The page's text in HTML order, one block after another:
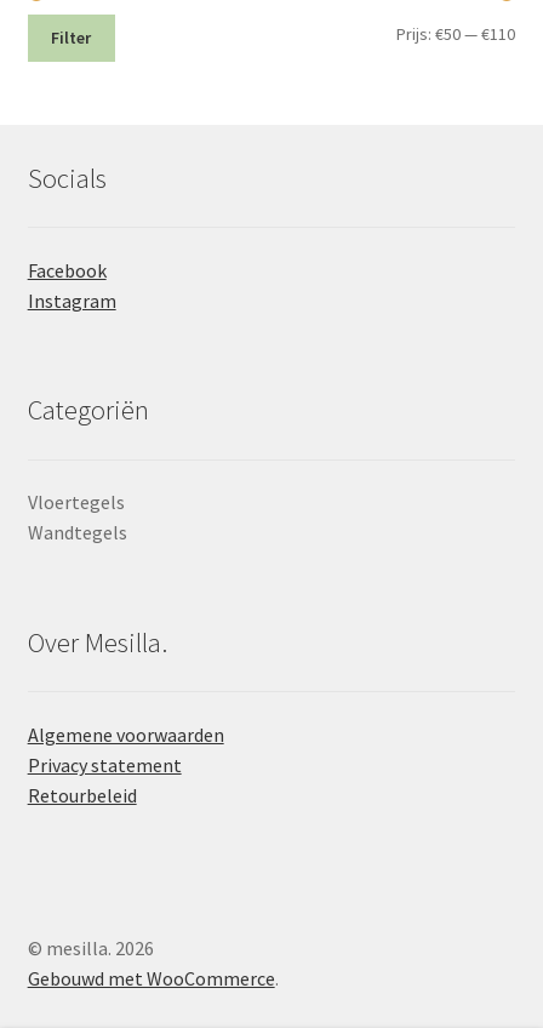
Min.
Filter Prijs:€50—€110
Socials
Facebook
Instagram
Categoriën
Vloertegels
Wandtegels
Over Mesilla.
Algemene voorwaarden
Privacy statement
Retourbeleid
© mesilla. 2026
Gebouwd met WooCommerce.